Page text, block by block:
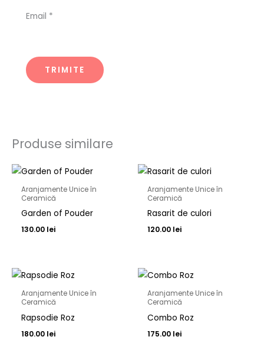
Email *
Produse similare
Aranjamente Unice în
Ceramică
Garden of Pouder
130.00 lei
Aranjamente Unice în
Ceramică
Rasarit de culori
120.00 lei
Aranjamente Unice în
Ceramică
Rapsodie Roz
180.00 lei
Aranjamente Unice în
Ceramică
Combo Roz
175.00 lei